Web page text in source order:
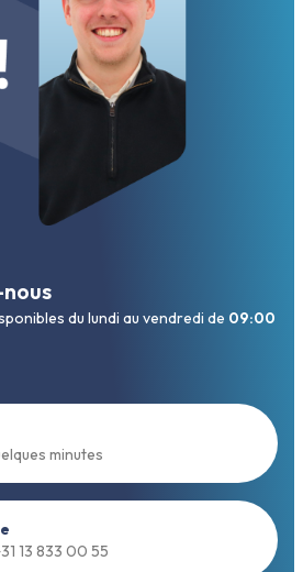
du lundi au vendredi de 09:00
minutes
13 833 00 55